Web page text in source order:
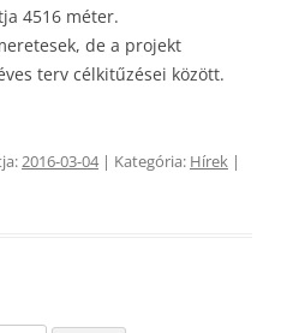
4516 méter.
de a projekt
terv célkitűzései között.
2016-03-04| Kategória: Hírek |